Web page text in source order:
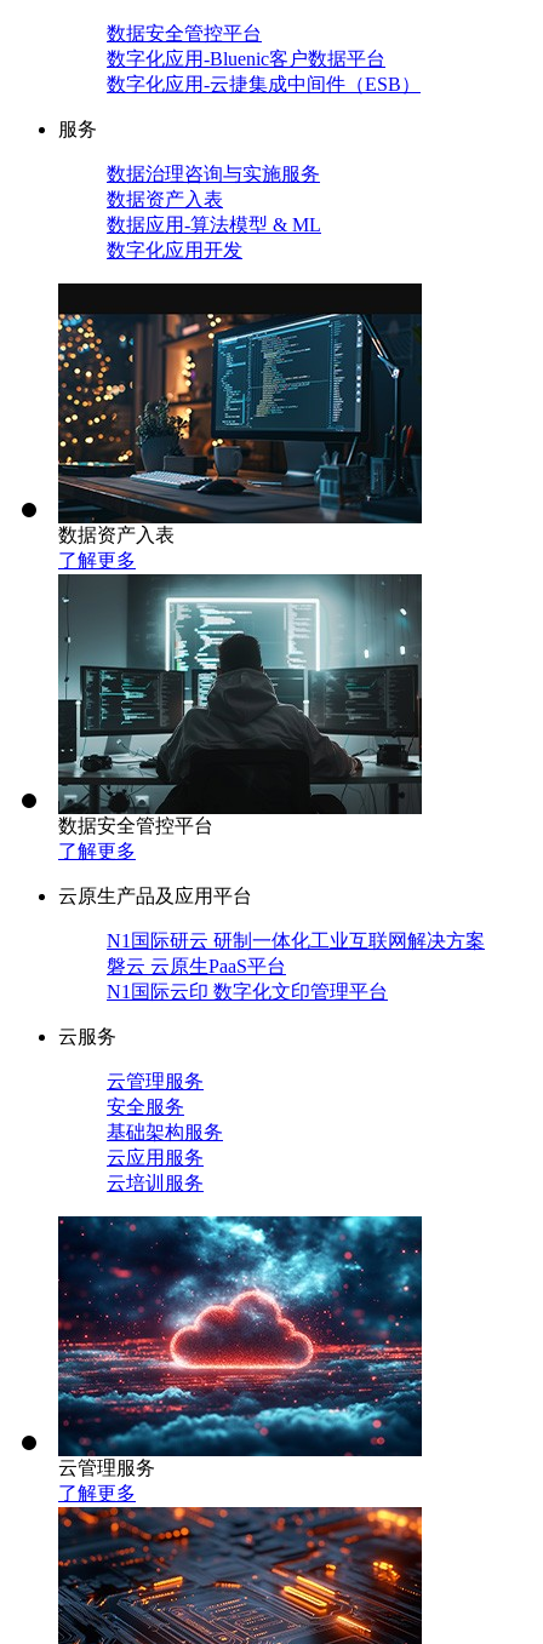
数据安全管控平台
数字化应用-Bluenic客户数据平台
数字化应用-云捷集成中间件（ESB）
服务
数据治理咨询与实施服务
数据资产入表
数据应用-算法模型 & ML
数字化应用开发
数据资产入表
了解更多
数据安全管控平台
了解更多
云原生产品及应用平台
N1国际研云 研制一体化工业互联网解决方案
磐云 云原生PaaS平台
N1国际云印 数字化文印管理平台
云服务
云管理服务
安全服务
基础架构服务
云应用服务
云培训服务
云管理服务
了解更多